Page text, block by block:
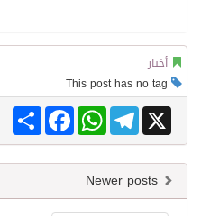
أخبار
Share
FacebookWhatsAppTelegram X